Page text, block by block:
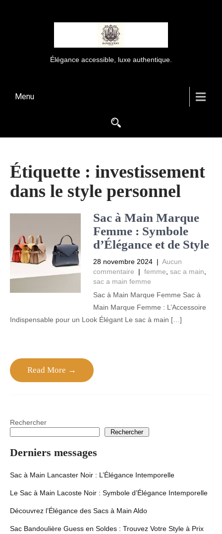
Élégance accessible, luxe authentique.
Menu
Étiquette : investissement
dans le style personnel
Sac à Main Marque
Femme : Symbole
d’Élégance et de Style
28 novembre 2024 | Aucun
commentaire
| femme sac a main
sac a main femme
Sac à Main Marque Femme Sac à
Main Marque Femme : L’Accessoire
Indispensable pour un Look Élégant Le sac à main […]
Read More →
Rechercher
Rechercher
Derniers messages
Sac à Main Lancaster Noir : L’Élégance Intemporelle
Le Sac à Main Lacoste Noir : Symbole d’Élégance Intemporelle
Découvrez l’Élégance des Sacs à Main Aldo
Sac Bandoulière Guess en Soldes : Trouvez Votre Style à Prix